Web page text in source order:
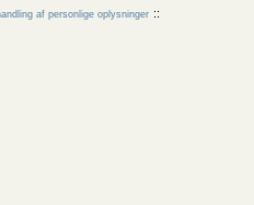
af personlige oplysninger